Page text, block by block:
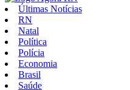
Últimas Notícias
RN
Natal
Política
Polícia
Economia
Brasil
Saúde